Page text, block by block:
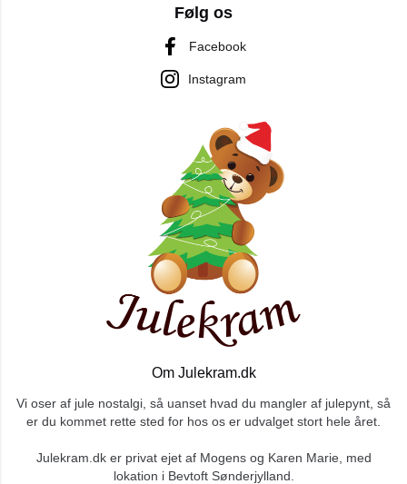
Om Julekram.dk
Vi oser af jule nostalgi, så uanset hvad du mangler af julepynt, så
er du kommet rette sted for hos os er udvalget stort hele året.
Julekram.dk er privat ejet af Mogens og Karen Marie, med
lokation i Bevtoft Sønderjylland.
Følg os
Facebook
Instagram